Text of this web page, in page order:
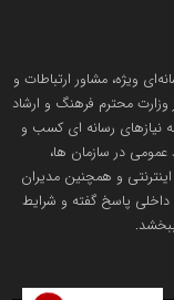
ویژه، مشاور ارتباطات و
و دارنده مجوز رسانه رسمی با شماره ثبت 86752 از وزارت محترم فرهنگ و ارشاد
نیازهای رسانه ای کسب و
عمومی در سازمان ها،
و همچنین مدیران
داخلی پاسخ گفته و شرایط